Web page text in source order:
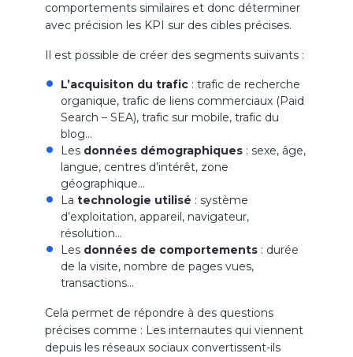
comportements similaires et donc déterminer
avec précision les KPI sur des cibles précises.
Il est possible de créer des segments suivants :
L’acquisiton du trafic: trafic de recherche
organique, trafic de liens commerciaux (Paid
Search – SEA), trafic sur mobile, trafic du
blog…
Les données démographiques: sexe, âge,
langue, centres d’intérêt, zone
géographique…
La technologie utilisé : système
d’exploitation, appareil, navigateur,
résolution…
Les données de comportements: durée
de la visite, nombre de pages vues,
transactions…
Cela permet de répondre à des questions
précises comme : Les internautes qui viennent
depuis les réseaux sociaux convertissent-ils